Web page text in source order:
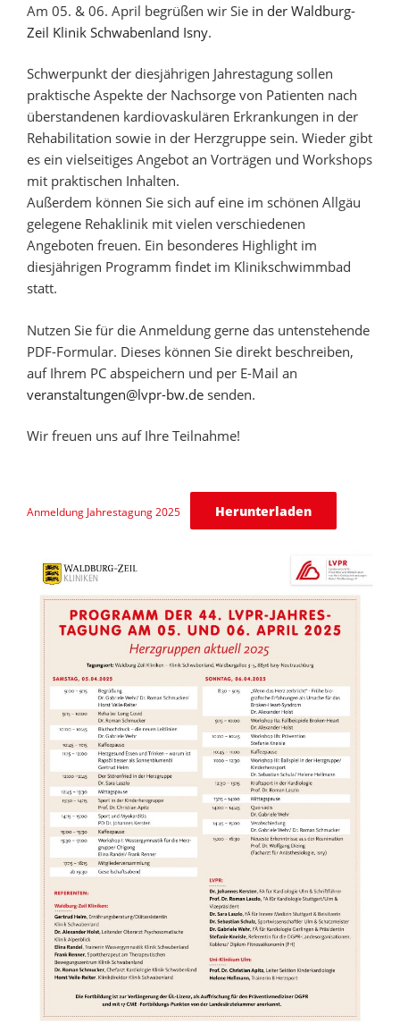
Am 05. & 06. April begrüßen wir Sie in der Waldburg-
Zeil Klinik Schwabenland Isny.
Schwerpunkt der diesjährigen Jahrestagung sollen
praktische Aspekte der Nachsorge von Patienten nach
überstandenen kardiovaskulären Erkrankungen in der
Rehabilitation sowie in der Herzgruppe sein. Wieder gibt
es ein vielseitiges Angebot an Vorträgen und Workshops
mit praktischen Inhalten.
Außerdem können Sie sich auf eine im schönen Allgäu
gelegene Rehaklinik mit vielen verschiedenen
Angeboten freuen. Ein besonderes Highlight im
diesjährigen Programm findet im Klinikschwimmbad
statt.
Nutzen Sie für die Anmeldung gerne das untenstehende
PDF-Formular. Dieses können Sie direkt beschreiben,
auf Ihrem PC abspeichern und per E-Mail an
veranstaltungen@lvpr-bw.de senden.
Wir freuen uns auf Ihre Teilnahme!
Anmeldung Jahrestagung 2025 Herunterladen